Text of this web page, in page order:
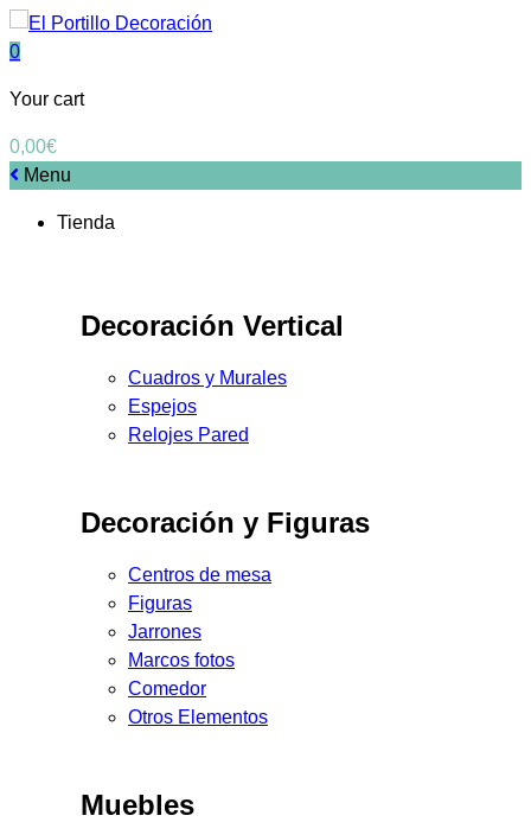
0
Your cart
0,00€
Menu
Tienda
Decoración Vertical
Cuadros y Murales
Espejos
Relojes Pared
Decoración y Figuras
Centros de mesa
Figuras
Jarrones
Marcos fotos
Comedor
Otros Elementos
Muebles